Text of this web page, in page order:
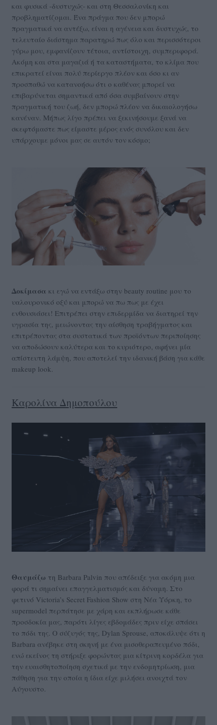
και φυσικά -δυστυχώς- και στη Θεσσαλονίκη και
προβληματίζομαι. Ένα πράγμα που δεν μπορώ
πραγματικά να αντέξω, είναι η αγένεια και δυστυχώς, το
τελευταίο διάστημα παρατηρώ πως όλο και περισσότεροι
γύρω μου, εμφανίζουν τέτοια, αντίστοιχη, συμπεριφορά.
Ακόμη και στα μαγαζιά ή τα καταστήματα, το κλίμα που
επικρατεί είναι πολύ περίεργο πλέον και όσο κι αν
προσπαθώ να κατανοήσω ότι ο καθένας μπορεί να
επιβαρύνεται σημαντικά από όσα συμβαίνουν στην
πραγματική του ζωή, δεν μπορώ πλέον να δικαιολογήσω
κανέναν. Μήπως λίγο πρέπει να ξεκινήσουμε ξανά να
σκεφτόμαστε πως είμαστε μέρος ενός συνόλου και δεν
υπάρχουμε μόνοι μας σε αυτόν τον κόσμο;
Δοκίμασα κι εγώ να εντάξω στην beauty routine μου το
υαλουρονικό οξύ και μπορώ να πω πως με έχει
ενθουσιάσει! Επιτρέπει στην επιδερμίδα να διατηρεί την
υγρασία της, μειώνοντας την αίσθηση τραβήγματος και
επιτρέποντας στα συστατικά των προϊόντων περιποίησης
να αποδώσουν καλύτερα και το κυριότερο, αφήνει μία
απίστευτη λάμψη, που αποτελεί την ιδανική βάση για κάθε
makeup look.
Καρολίνα Δημοπούλου
Θαυμάζω τη Barbara Palvin που απέδειξε για ακόμη μια
φορά τι σημαίνει επαγγελματισμός και δύναμη. Στο
φετινό Victoria’s Secret Fashion Show στη Νέα Υόρκη, το
supermodel περπάτησε με χάρη και εκπλήρωσε κάθε
προσδοκία μας, παρότι λίγες εβδομάδες πριν είχε σπάσει
το πόδι της. Ο σύζυγός της, Dylan Sprouse, αποκάλυψε ότι η
Barbara ανέβηκε στη σκηνή με ένα μισοθεραπευμένο πόδι,
ενώ εκείνος τη στήριξε φορώντας μια κίτρινη κορδέλα για
την ευαισθητοποίηση σχετικά με την ενδομητρίωση, μια
πάθηση για την οποία η ίδια είχε μιλήσει ανοιχτά τον
Αύγουστο.